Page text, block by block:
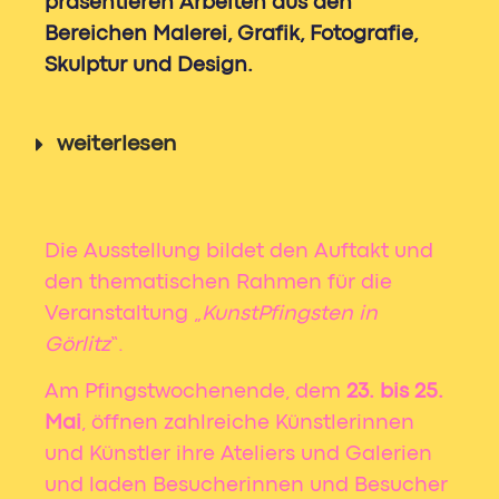
präsentieren Arbeiten aus den
Bereichen Malerei, Grafik, Fotografie,
Skulptur und Design.
weiterlesen
Die Ausstellung bildet den Auftakt und
den thematischen Rahmen für die
Veranstaltung „
KunstPfingsten in
Görlitz“.
Am Pfingstwochenende, dem 23. bis 25.
Mai , öffnen zahlreiche Künstlerinnen
und Künstler ihre Ateliers und Galerien
und laden Besucherinnen und Besucher